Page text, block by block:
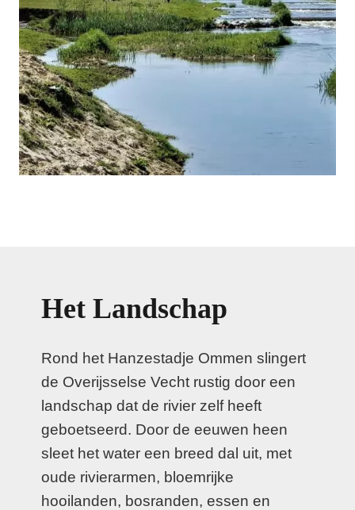
Het Landschap
Rond het Hanzestadje Ommen slingert
de Overijsselse Vecht rustig door een
landschap dat de rivier zelf heeft
geboetseerd. Door de eeuwen heen
sleet het water een breed dal uit, met
oude rivierarmen, bloemrijke
hooilanden, bosranden, essen en